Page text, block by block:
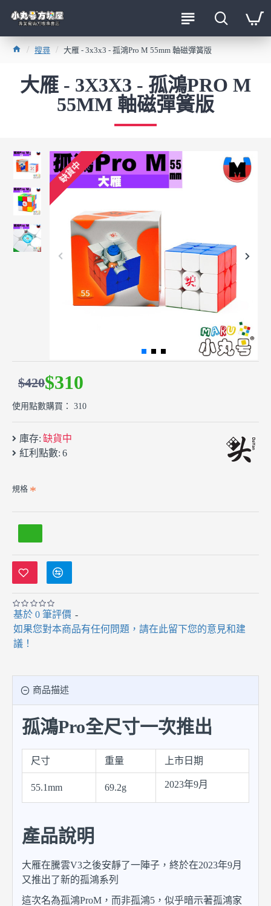
搜尋 大雁 - 3x3x3 - 孤鴻Pro M 55mm 軸磁彈簧版
大雁 - 3X3X3 - 孤鴻PRO M
55MM 軸磁彈簧版
缺貨中
庫存: 缺貨中
紅利點數: 6
基於 0 筆評價 -
如果您對本商品有任何問題，請在此留下您的意見和建
議！
$310
$420
使用點數購買： 310
規格
商品描述
孤鴻Pro全尺寸一次推出
尺寸 重量 上市日期
55.1mm 69.2g 2023年9月
產品說明
大雁在騰雲V3之後安靜了一陣子，終於在2023年9月
又推出了新的孤鴻系列
這次名為孤鴻ProM，而非孤鴻5，似乎暗示著孤鴻家